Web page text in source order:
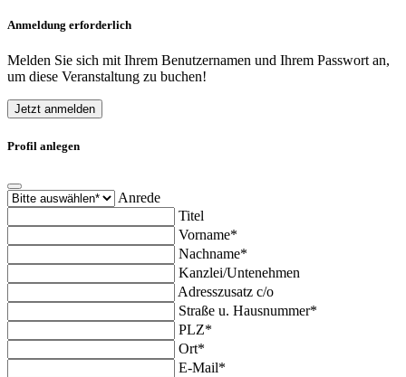
Anmeldung erforderlich
Melden Sie sich mit Ihrem Benutzernamen und Ihrem Passwort an,
um diese Veranstaltung zu buchen!
Jetzt anmelden
Profil anlegen
Anrede
Titel
Vorname*
Nachname*
Kanzlei/Untenehmen
Adresszusatz c/o
Straße u. Hausnummer*
PLZ*
Ort*
E-Mail*